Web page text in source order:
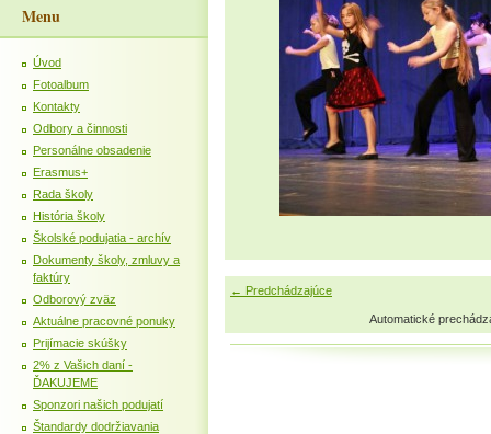
← Predchádzajúce
Automatické
Menu
Úvod
Fotoalbum
Kontakty
Odbory a činnosti
Personálne obsadenie
Erasmus+
Rada školy
História školy
Školské podujatia - archív
Dokumenty školy, zmluvy a
faktúry
Odborový zväz
Aktuálne pracovné ponuky
Prijímacie skúšky
2% z Vašich daní -
ĎAKUJEME
Sponzori našich podujatí
Štandardy dodržiavania